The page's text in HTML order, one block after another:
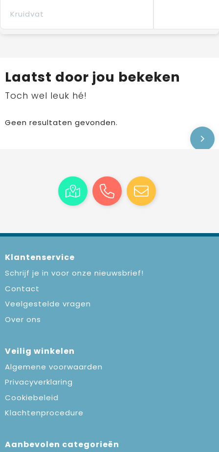
Kruidvat
Laatst door jou bekeken
Toch wel leuk hé!
Geen resultaten gevonden.
Klantenservice
Schrijf je in voor onze nieuwsbrief!
Contact
Veelgestelde vragen
Over ons
Veilig winkelen
Algemene voorwaarden
Privacyverklaring
Cookiebeleid
Klachtenprocedure
Aanbevolen categorieën